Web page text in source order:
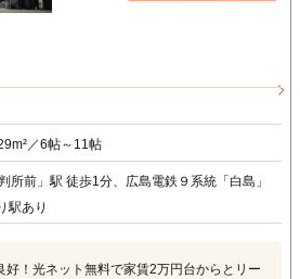
／6帖～11帖
所前」駅 徒歩1分、広島電鉄９系統「白島」
駅あり
好！光ネット無料で家賃2万円台からとリー